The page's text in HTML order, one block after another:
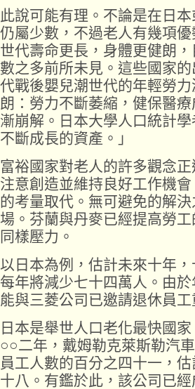
此說可能有理。不論是在日
仍屬少數，不過老人有幾項
世代壽命更長，身體更健朗
數之多前所未見。這些國家
代戰後嬰兒潮世代的年輕勞
朗：勞力不斷萎縮，健保醫
漸崩解。日本大學人口統計
不斷成長的資產。」
富裕國家對老人的許多觀念
注意創造並維持良好工作機
的考量取代。無可避免的解
場。芬蘭與丹麥已經提高勞
同樣壓力。
以日本為例，估計未來十年
每年將減少七十四萬人。由
能與三菱公司已邀請退休員
日本是舉世人口老化最快國
○○二年，戴姆勒克萊斯勒汽
員工人數的百分之四十一，
十八。有鑑於此，該公司已